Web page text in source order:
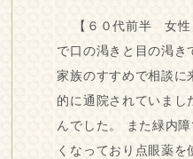
【６０代前半 女性
で口の渇きと目の渇き
家族のすすめで相談に
的に通院されていまし
んでした。 また緑内
くなっており点眼薬